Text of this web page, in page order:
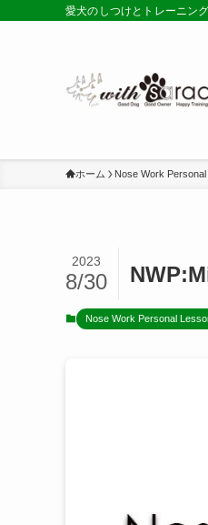
愛犬のしつけとトレーニン
ホーム Nose Work
2023
8/30
Nose Work Personal